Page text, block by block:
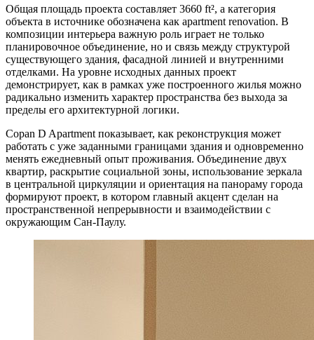
Общая площадь проекта составляет 3660 ft², а категория
объекта в источнике обозначена как apartment renovation. В
композиции интерьера важную роль играет не только
планировочное объединение, но и связь между структурой
существующего здания, фасадной линией и внутренними
отделками. На уровне исходных данных проект
демонстрирует, как в рамках уже построенного жилья можно
радикально изменить характер пространства без выхода за
пределы его архитектурной логики.
Copan D Apartment показывает, как реконструкция может
работать с уже заданными границами здания и одновременно
менять ежедневный опыт проживания. Объединение двух
квартир, раскрытие социальной зоны, использование зеркала
в центральной циркуляции и ориентация на панораму города
формируют проект, в котором главный акцент сделан на
пространственной непрерывности и взаимодействии с
окружающим Сан-Паулу.